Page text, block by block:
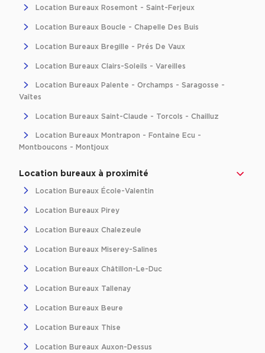
Location Bureaux Rosemont - Saint-Ferjeux
Location Bureaux Boucle - Chapelle Des Buis
Location Bureaux Bregille - Prés De Vaux
Location Bureaux Clairs-Soleils - Vareilles
Location Bureaux Palente - Orchamps - Saragosse -
Vaîtes
Location Bureaux Saint-Claude - Torcols - Chailluz
Location Bureaux Montrapon - Fontaine Ecu -
Montboucons - Montjoux
Location bureaux à proximité
Location Bureaux École-Valentin
Location Bureaux Pirey
Location Bureaux Chalezeule
Location Bureaux Miserey-Salines
Location Bureaux Châtillon-Le-Duc
Location Bureaux Tallenay
Location Bureaux Beure
Location Bureaux Thise
Location Bureaux Auxon-Dessus